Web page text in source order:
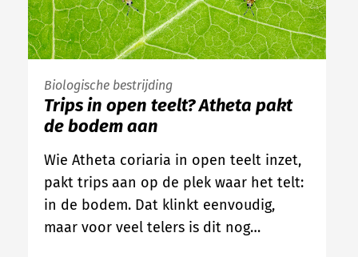
Biologische bestrijding
Trips in open teelt? Atheta pakt
de bodem aan
Wie Atheta coriaria in open teelt inzet,
pakt trips aan op de plek waar het telt:
in de bodem. Dat klinkt eenvoudig,
maar voor veel telers is dit nog…